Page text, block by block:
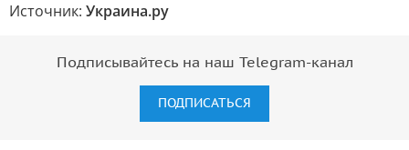
Источник: Украина.ру
Подписывайтесь на наш Telegram-канал
ПОДПИСАТЬСЯ